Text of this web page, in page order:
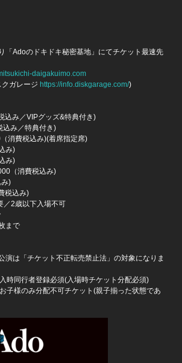
「Adoのドキドキ秘密基地」にてチケット最速先
daigakuimo.com
ガレージ https://info.diskgarage.com/)
込み／VIPグッズ&特典付き)
込み／特典付き)
消費税込み)(着席指定席)
み)
み)
（消費税込み)
)
税込み)
／2歳以下入場不可
まで
は「チケット不正転売禁止法」の対象になりま
時同行者登録必須(入場時チケット分配必須)
子様のみ分配不可チケット(親子揃った状態であ